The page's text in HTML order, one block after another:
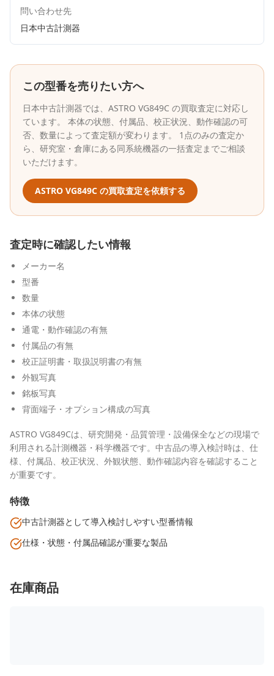
問い合わせ先
日本中古計測器
この型番を売りたい方へ
日本中古計測器では、 ASTRO VG849C の買取査定に対応し
ています。 本体の状態、付属品、校正状況、動作確認の可
否、数量によって査定額が変わります。 1点のみの査定か
ら、研究室・倉庫にある同系統機器の一括査定までご相談
いただけます。
ASTRO VG849C の買取査定を依頼する
査定時に確認したい情報
メーカー名
型番
数量
本体の状態
通電・動作確認の有無
付属品の有無
校正証明書・取扱説明書の有無
外観写真
銘板写真
背面端子・オプション構成の写真
ASTRO VG849Cは、研究開発・品質管理・設備保全などの現場で
利用される計測機器・科学機器です。中古品の導入検討時は、仕
様、付属品、校正状況、外観状態、動作確認内容を確認すること
が重要です。
特徴
中古計測器として導入検討しやすい型番情報
仕様・状態・付属品確認が重要な製品
在庫商品